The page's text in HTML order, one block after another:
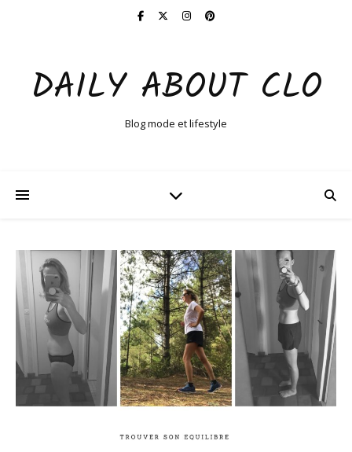
DAILY ABOUT CLO
Blog mode et lifestyle